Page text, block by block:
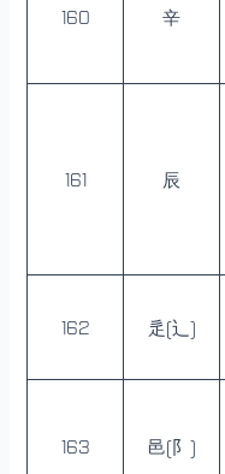
160 辛
161 辰
162 辵(辶)
163 邑(阝)